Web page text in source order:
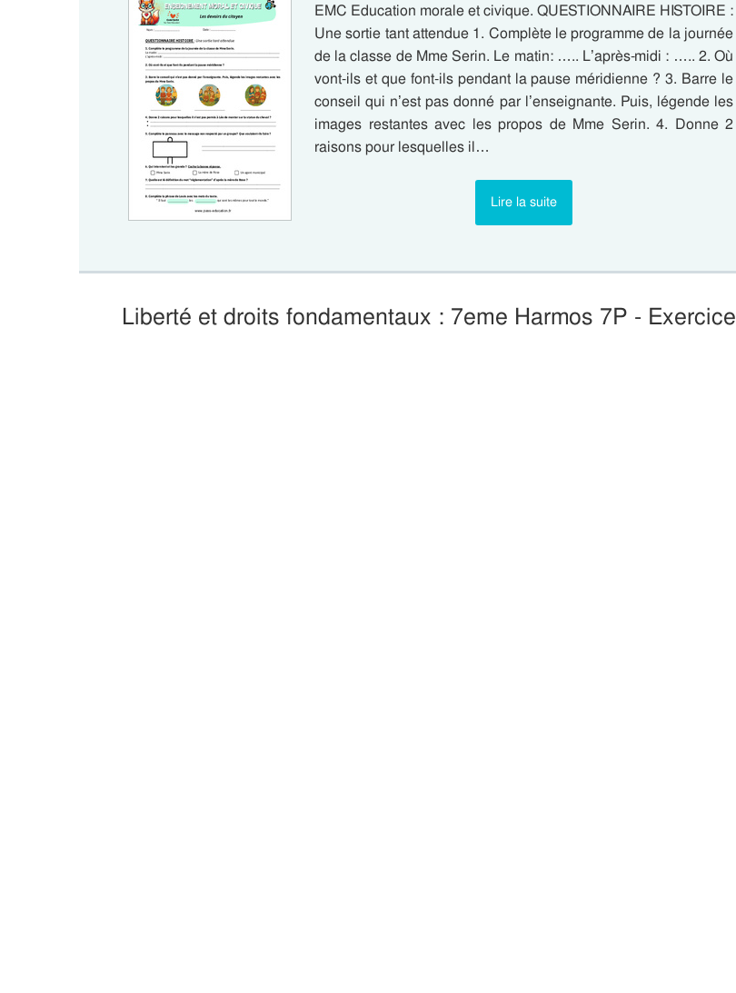
EMC Education morale et civique. QUESTIONNAIRE HISTOIRE :
Une sortie tant attendue 1. Complète le programme de la journée
de la classe de Mme Serin. Le matin: ….. L’après-midi : ….. 2. Où
vont-ils et que font-ils pendant la pause méridienne ? 3. Barre le
conseil qui n’est pas donné par l’enseignante. Puis, légende les
images restantes avec les propos de Mme Serin. 4. Donne 2
raisons pour lesquelles il…
Lire la suite
Liberté et droits fondamentaux : 7eme Harmos 7P - Exercice